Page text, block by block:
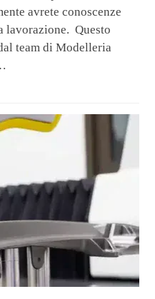
avrete conoscenze
lavorazione. Questo
team di Modelleria